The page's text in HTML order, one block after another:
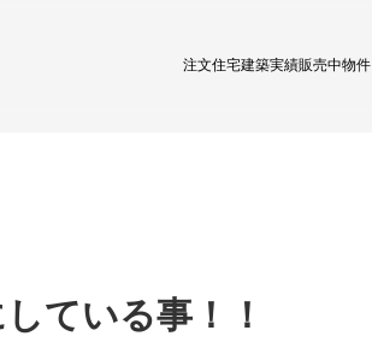
注文住宅建築実績販売中物件
ている事！！